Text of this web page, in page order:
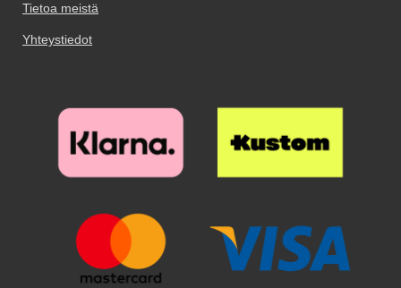
Tietoa meistä
Yhteystiedot